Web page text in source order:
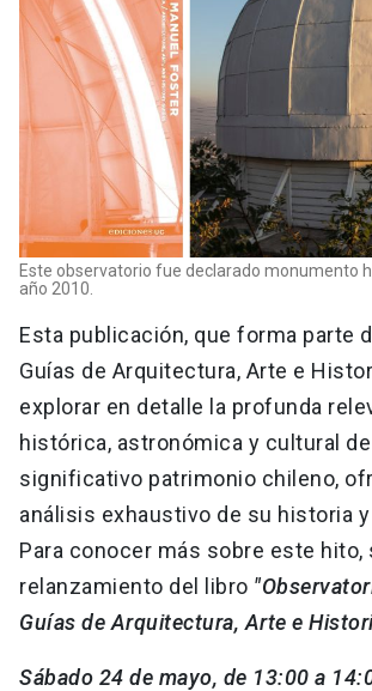
Este observatorio fue declarado monumento
año 2010.
Esta publicación, que forma parte
Guías de Arquitectura, Arte e
explorar en detalle la profunda
histórica, astronómica y cultural
significativo patrimonio chileno,
análisis exhaustivo de su historia
Para conocer más sobre este hito,
relanzamiento del libro
Guías de Arquitectura, Arte e
Sábado 24 de mayo, de 13:00 a